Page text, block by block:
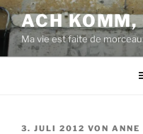
Zum
Inhalt
springen
ACH KOMM,
Ma vie est faite de
VERÖFFENTLICHT
3. JULI 2012 VON ANNE